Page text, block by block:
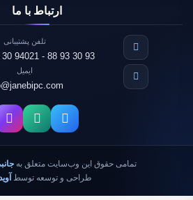
ارتباط با ما
تلفن پشتیبانی
021 - 88 93 30 93
94
ایمیل
تمامی حقوق این وب‌سایت متعلق به
طراحی و توسعه توسط